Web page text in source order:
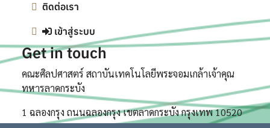
ติดต่อเรา
เข้าสู่ระบบ
Get in touch
คณะศิลปศาสตร์ สถาบันเทคโนโลยีพระจอมเกล้าเจ้าคุณ
ทหารลาดกระบัง
1 ฉลองกรุง ถนนฉลองกรุง เขตลาดกระบัง กรุงเทพ 10520